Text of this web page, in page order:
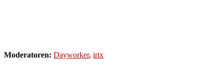
Moderatoren: Dayworker, irix